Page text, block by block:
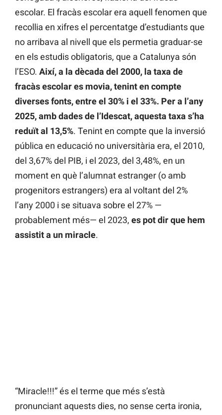
escolar. El fracàs escolar era aquell fenomen que
recollia en xifres el percentatge d’estudiants que
no arribava al nivell que els permetia graduar-se
en els estudis obligatoris, que a Catalunya són
l’ESO. Així, a la dècada del 2000, la taxa de
fracàs escolar es movia, tenint en compte
diverses fonts, entre el 30% i el 33%. Per a l’any
2025, amb dades de l’Idescat, aquesta taxa s’ha
reduït al 13,5%. Tenint en compte que la inversió
pública en educació no universitària era, el 2010,
del 3,67% del PIB, i el 2023, del 3,48%, en un
moment en què l’alumnat estranger (o amb
progenitors estrangers) era al voltant del 2%
l’any 2000 i se situava sobre el 27% —
probablement més— el 2023, es pot dir que hem
assistit a un miracle.
“Miracle!!!” és el terme que més s’està
pronunciant aquests dies, no sense certa ironia,